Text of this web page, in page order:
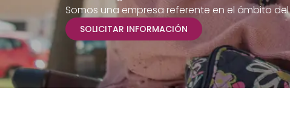
Somos una empresa referente en el ámbito
SOLICITAR INFORMACIÓN